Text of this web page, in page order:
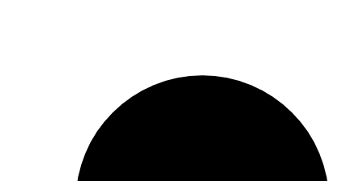
Animations
Espaces